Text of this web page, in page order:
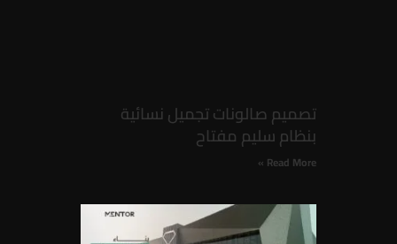
تصميم صالونات تجميل نسائية
بنظام سليم مفتاح
Read More »